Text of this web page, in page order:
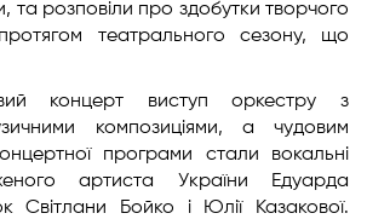
та розповіли про здобутки творчого
театрального сезону, що
концерт виступ оркестру з
композиціями, а чудовим
програми стали вокальні
артиста України Едуарда
Світлани Бойко і Юлії Казакової.